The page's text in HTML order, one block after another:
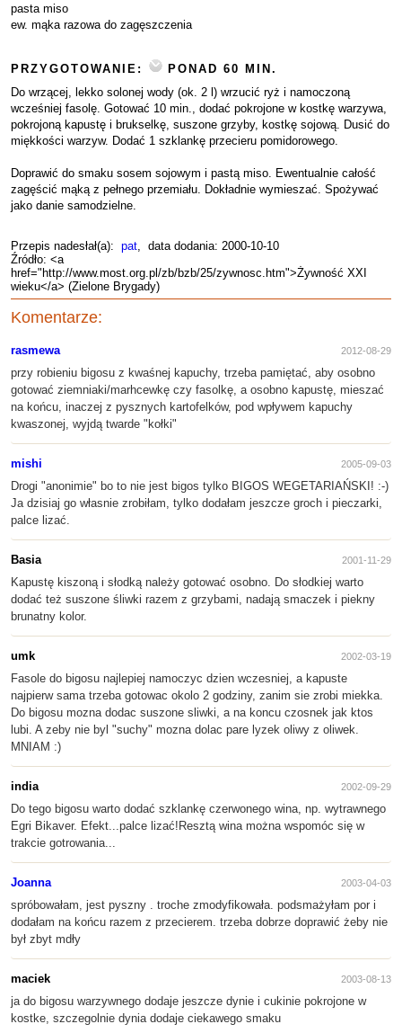
pasta miso
ew. mąka razowa do zagęszczenia
PRZYGOTOWANIE:
PONAD 60 MIN.
Do wrzącej, lekko solonej wody (ok. 2 l) wrzucić ryż i namoczoną
wcześniej fasolę. Gotować 10 min., dodać pokrojone w kostkę warzywa,
pokrojoną kapustę i brukselkę, suszone grzyby, kostkę sojową. Dusić do
miękkości warzyw. Dodać 1 szklankę przecieru pomidorowego.
Doprawić do smaku sosem sojowym i pastą miso. Ewentualnie całość
zagęścić mąką z pełnego przemiału. Dokładnie wymieszać. Spożywać
jako danie samodzielne.
Przepis nadesłał(a): pat, data dodania: 2000-10-10
Źródło: <a
href="http://www.most.org.pl/zb/bzb/25/zywnosc.htm">Żywność XXI
wieku</a> (Zielone Brygady)
Komentarze:
rasmewa 2012-08-29
przy robieniu bigosu z kwaśnej kapuchy, trzeba pamiętać, aby osobno
gotować ziemniaki/marhcewkę czy fasolkę, a osobno kapustę, mieszać
na końcu, inaczej z pysznych kartofelków, pod wpływem kapuchy
kwaszonej, wyjdą twarde "kołki"
mishi 2005-09-03
Drogi "anonimie" bo to nie jest bigos tylko BIGOS WEGETARIAŃSKI! :-)
Ja dzisiaj go własnie zrobiłam, tylko dodałam jeszcze groch i pieczarki,
palce lizać.
Basia 2001-11-29
Kapustę kiszoną i słodką należy gotować osobno. Do słodkiej warto
dodać też suszone śliwki razem z grzybami, nadają smaczek i piekny
brunatny kolor.
umk 2002-03-19
Fasole do bigosu najlepiej namoczyc dzien wczesniej, a kapuste
najpierw sama trzeba gotowac okolo 2 godziny, zanim sie zrobi miekka.
Do bigosu mozna dodac suszone sliwki, a na koncu czosnek jak ktos
lubi. A zeby nie byl "suchy" mozna dolac pare lyzek oliwy z oliwek.
MNIAM :)
india 2002-09-29
Do tego bigosu warto dodać szklankę czerwonego wina, np. wytrawnego
Egri Bikaver. Efekt...palce lizać!Resztą wina można wspomóc się w
trakcie gotrowania...
Joanna 2003-04-03
spróbowałam, jest pyszny . troche zmodyfikowała. podsmażyłam por i
dodałam na końcu razem z przecierem. trzeba dobrze doprawić żeby nie
był zbyt mdły
maciek 2003-08-13
ja do bigosu warzywnego dodaje jeszcze dynie i cukinie pokrojone w
kostke, szczegolnie dynia dodaje ciekawego smaku